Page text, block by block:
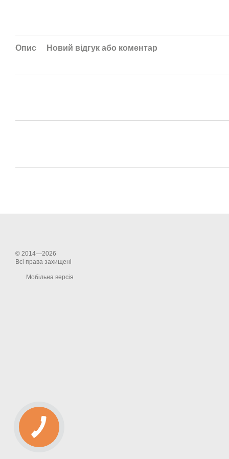
Опис Новий відгук або коментар
© 2014—2026
Всі права захищені
Мобільна версія